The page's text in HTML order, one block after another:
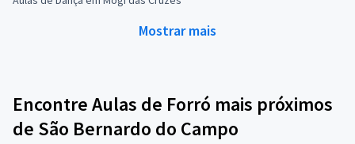
Mostrar mais
Encontre Aulas de Forró mais próximos
de São Bernardo do Campo